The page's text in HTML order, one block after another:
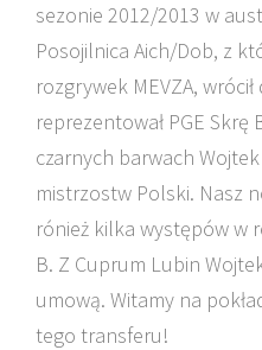
sezonie 2012/2013 w
Posojilnica Aich/Dob, z
rozgrywek MEVZA,
reprezentował PGE Skrę
czarnych barwach
mistrzostw Polski. Nasz
rónież kilka występów w
B. Z Cuprum Lubin
umową. Witamy na
tego transferu!